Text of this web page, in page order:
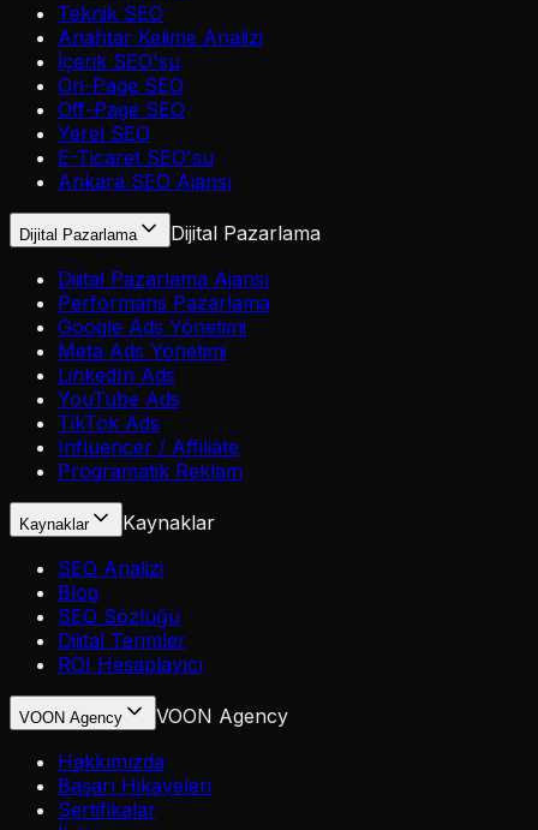
Teknik SEO
Anahtar Kelime Analizi
İçerik SEO'su
On-Page SEO
Off-Page SEO
Yerel SEO
E-Ticaret SEO'su
Ankara SEO Ajansı
Dijital Pazarlama
Dijital Pazarlama
Dijital Pazarlama Ajansı
Performans Pazarlama
Google Ads Yönetimi
Meta Ads Yönetimi
LinkedIn Ads
YouTube Ads
TikTok Ads
Influencer / Affiliate
Programatik Reklam
Kaynaklar
Kaynaklar
SEO Analizi
Blog
SEO Sözlüğü
Dijital Terimler
ROI Hesaplayıcı
VOON Agency
VOON Agency
Hakkımızda
Başarı Hikayeleri
Sertifikalar